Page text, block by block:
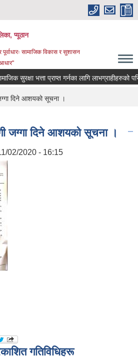
प्यूठान
सामाजिक विकास र सुशासन
सुरक्षा भत्ता प्राप्त गर्नका लागि लाभग्राहीहरुको
दिने आशयको सूचना ।
जग्गा दिने आशयको सूचना ।
02/2020 - 16:15
गतिविधिहरू